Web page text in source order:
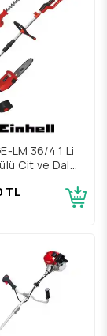
LM 36/4 1 Li
Çit ve Dal
TL